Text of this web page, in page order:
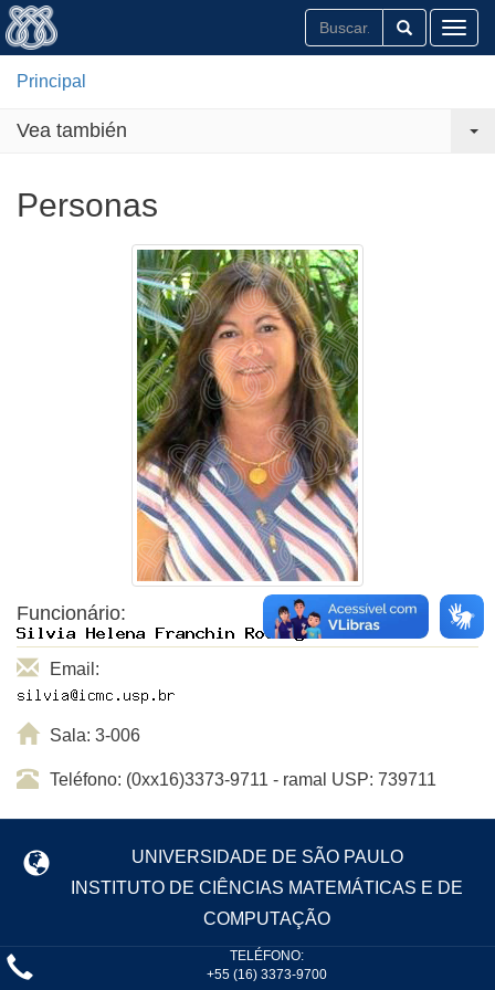
Principal
Vea también
Personas
Funcionário:
Email:
Sala: 3-006
Teléfono: (0xx16)3373-9711 - ramal USP: 739711
UNIVERSIDADE DE SÃO PAULO
INSTITUTO DE CIÊNCIAS MATEMÁTICAS E DE
COMPUTAÇÃO
TELÉFONO:
+55 (16) 3373-9700